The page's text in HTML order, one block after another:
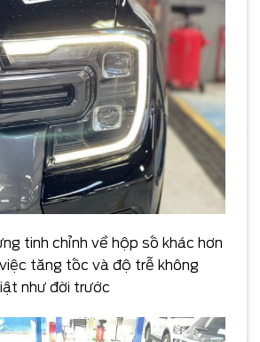
tinh chỉnh về hộp số khác hơn
tăng tốc và độ trễ không
như đời trước